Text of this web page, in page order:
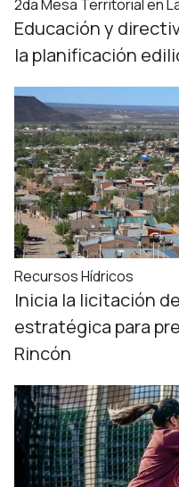
2da Mesa Territorial en
Educación y
la planificación
Recursos Hídricos
Inicia la licitación
estratégica para
Rincón